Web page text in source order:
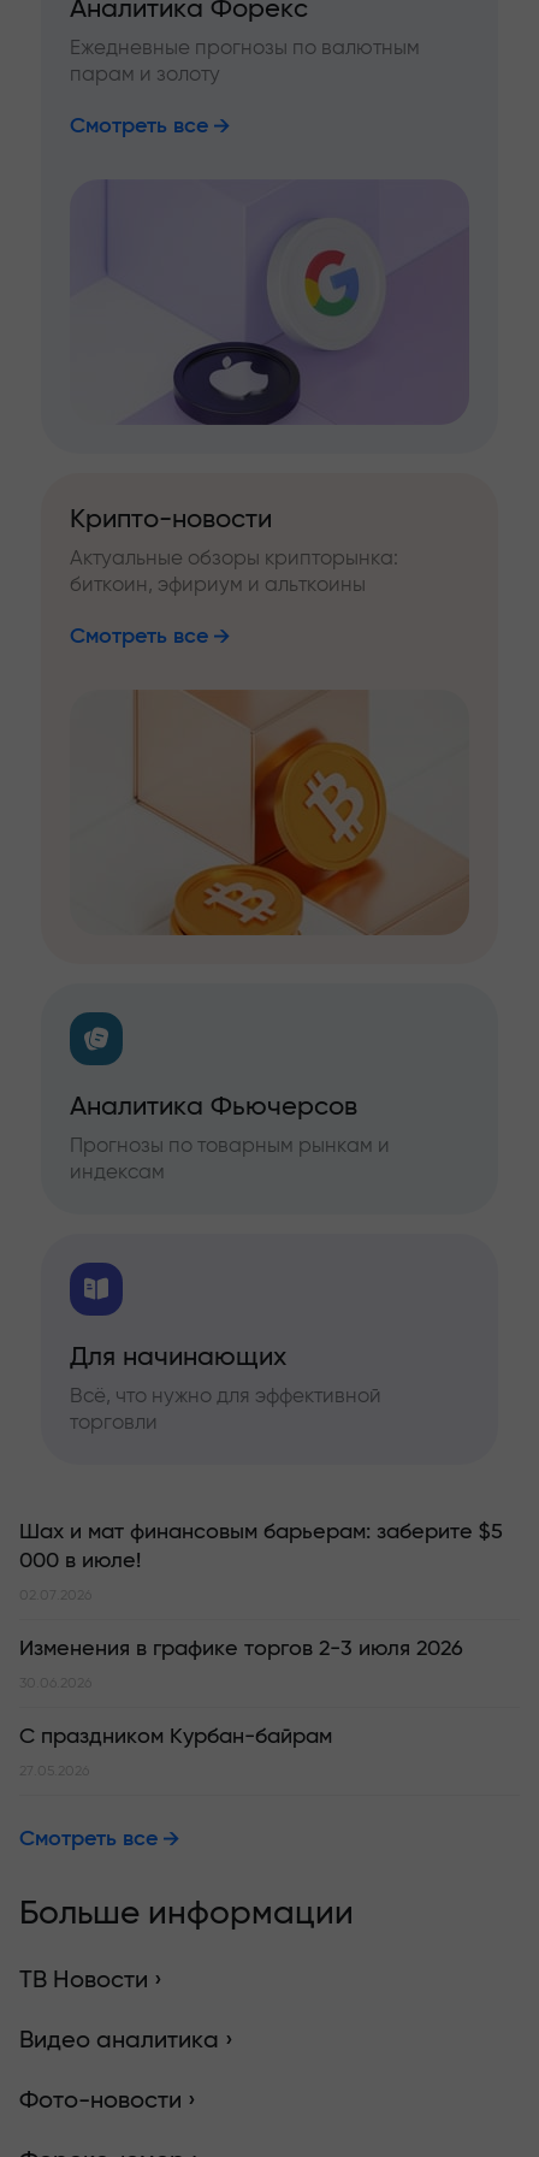
Аналитика Форекс
Ежедневные прогнозы по валютным
парам и золоту
Смотреть все
Крипто-новости
Актуальные обзоры крипторынка:
биткоин, эфириум и альткоины
Смотреть все
Аналитика Фьючерсов
Прогнозы по товарным рынкам и
индексам
Для начинающих
Всё, что нужно для эффективной
торговли
Шах и мат финансовым барьерам: заберите $5
000 в июле!
02.07.2026
Изменения в графике торгов 2-3 июля 2026
30.06.2026
С праздником Курбан-байрам
27.05.2026
Смотреть все
Больше информации
ТВ Новости ›
Видео аналитика ›
Фото-новости ›